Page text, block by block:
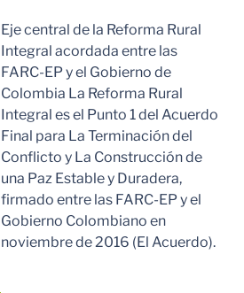
Eje central de la Reforma Rural
Integral acordada entre las
FARC-EP y el Gobierno de
Colombia La Reforma Rural
Integral es el Punto 1 del Acuerdo
Final para La Terminación del
Conflicto y La Construcción de
una Paz Estable y Duradera,
firmado entre las FARC-EP y el
Gobierno Colombiano en
noviembre de 2016 (El Acuerdo).